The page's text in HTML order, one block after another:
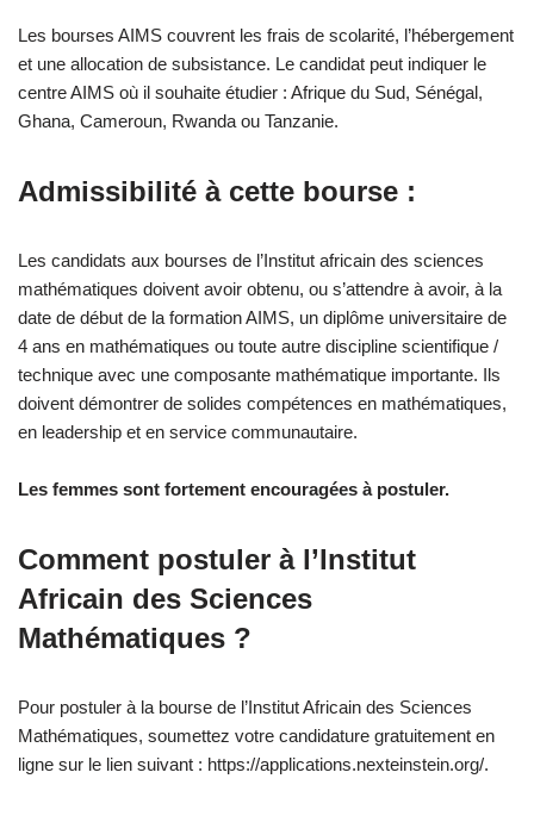
Les bourses AIMS couvrent les frais de scolarité, l’hébergement
et une allocation de subsistance. Le candidat peut indiquer le
centre AIMS où il souhaite étudier : Afrique du Sud, Sénégal,
Ghana, Cameroun, Rwanda ou Tanzanie.
Admissibilité à cette bourse :
Les candidats aux bourses de l’Institut africain des sciences
mathématiques doivent avoir obtenu, ou s’attendre à avoir, à la
date de début de la formation AIMS, un diplôme universitaire de
4 ans en mathématiques ou toute autre discipline scientifique /
technique avec une composante mathématique importante. Ils
doivent démontrer de solides compétences en mathématiques,
en leadership et en service communautaire.
Les femmes sont fortement encouragées à postuler.
Comment postuler à l’Institut
Africain des Sciences
Mathématiques ?
Pour postuler à la bourse de l’Institut Africain des Sciences
Mathématiques, soumettez votre candidature gratuitement en
ligne sur le lien suivant : https://applications.nexteinstein.org/.